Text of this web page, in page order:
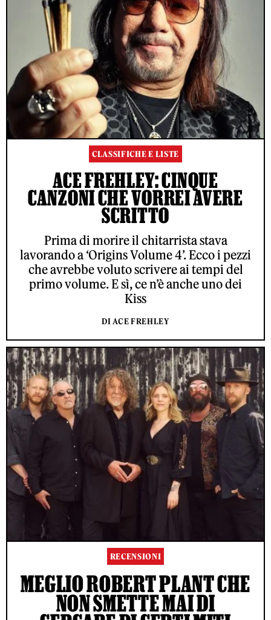
CLASSIFICHE E LISTE
ACE FREHLEY: CINQUE
CANZONI CHE VORREI AVERE
SCRITTO
Prima di morire il chitarrista stava
lavorando a ‘Origins Volume 4’. Ecco i pezzi
che avrebbe voluto scrivere ai tempi del
primo volume. E sì, ce n’è anche uno dei
Kiss
DI ACE FREHLEY
RECENSIONI
MEGLIO ROBERT PLANT CHE
NON SMETTE MAI DI